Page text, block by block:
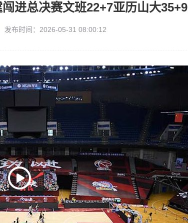
进总决赛文班22+7亚历山大35+9
发布时间：2026-05-31 08:00:12